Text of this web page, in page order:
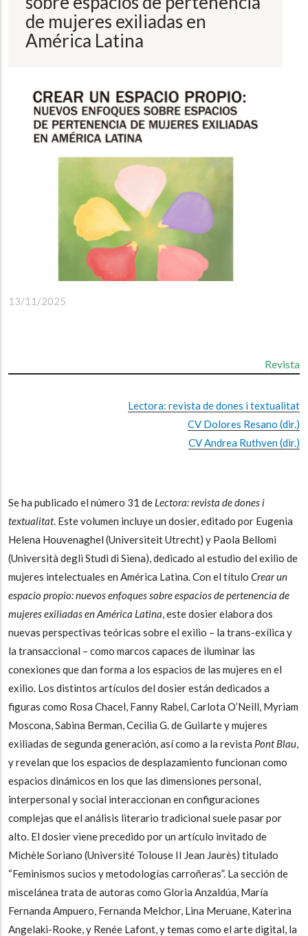
navegación
de mujeres exiliadas en
América Latina
13/11/2025
Revista
Lectora: revista de dones i textualitat
CV Dolores Resano (dir.)
CV Andrea Ruthven (dir.)
Se ha publicado el número 31 de Lectora: revista de dones i
textualitat. Este volumen incluye un dosier, editado por Eugenia
Helena Houvenaghel (Universiteit Utrecht) y Paola Bellomi
(Università degli Studi di Siena), dedicado al estudio del exilio de
mujeres intelectuales en América Latina. Con el título Crear un
espacio propio: nuevos enfoques sobre espacios de pertenencia de
mujeres exiliadas en América Latina, este dosier elabora dos
nuevas perspectivas teóricas sobre el exilio – la trans-exílica y
la transaccional – como marcos capaces de iluminar las
conexiones que dan forma a los espacios de las mujeres en el
exilio. Los distintos artículos del dosier están dedicados a
figuras como Rosa Chacel, Fanny Rabel, Carlota O’Neill, Myriam
Moscona, Sabina Berman, Cecilia G. de Guilarte y mujeres
exiliadas de segunda generación, así como a la revista Pont Blau,
y revelan que los espacios de desplazamiento funcionan como
espacios dinámicos en los que las dimensiones personal,
interpersonal y social interaccionan en configuraciones
complejas que el análisis literario tradicional suele pasar por
alto. El dosier viene precedido por un artículo invitado de
Michèle Soriano (Université Tolouse II Jean Jaurès) titulado
“Feminismos sucios y metodologías carroñeras”. La sección de
miscelánea trata de autoras como Gloria Anzaldúa, María
Fernanda Ampuero, Fernanda Melchor, Lina Meruane, Katerina
Angelaki-Rooke, y Renée Lafont, y temas como el arte digital, la